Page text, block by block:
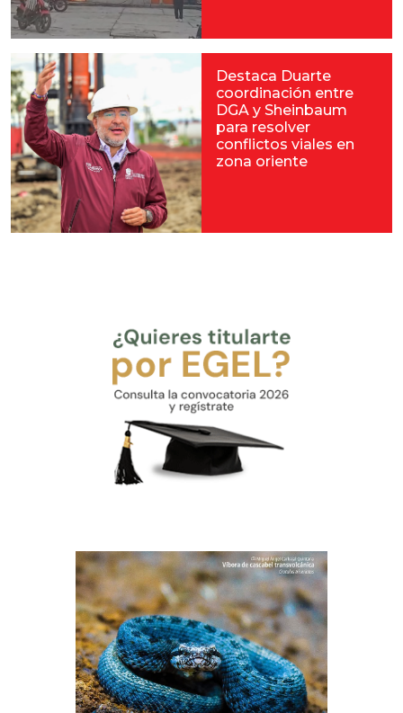
Destaca Duarte
coordinación entre
DGA y Sheinbaum
para resolver
conflictos viales en
zona oriente